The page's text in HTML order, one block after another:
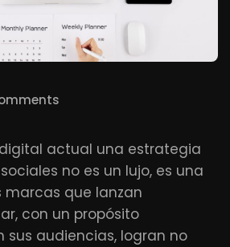
actual una estrategia
no es un lujo, es una
marcas que lanzan
con un propósito
sus audiencias, logran no